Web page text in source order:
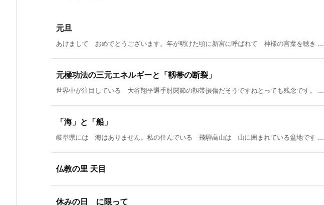
元旦
あけまして おめでとうございます。年が明けた頃に新宮に呼ばれて 神様の言葉を聴き ...
元極功法の三元エネルギーと「靱帯の断裂」
世界中が注目している 大谷翔平選手肘関節の靱帯損傷だそうですねとっても残念です。 ...
「海」と「船」
岐阜県には 海はありません。私の住んでいる 飛騨高山は 山に囲まれている盆地です ...
仏教の里 天目
休みの日 に限って